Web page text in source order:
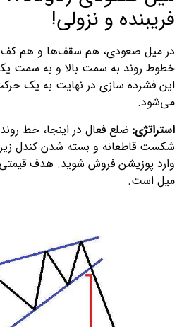
فریبنده و نزولی!
در میل صعودی، هم سقف‌ها و هم کف‌ها
خطوط روند به سمت بالا و به سمت
این فشرده‌ سازی در نهایت به یک
می‌شود.
استراتژی: ضلع فعال در اینجا، خط
شکست قاطعانه و بسته شدن کندل
وارد پوزیشن فروش شوید. هدف قیمتی،
میل است.